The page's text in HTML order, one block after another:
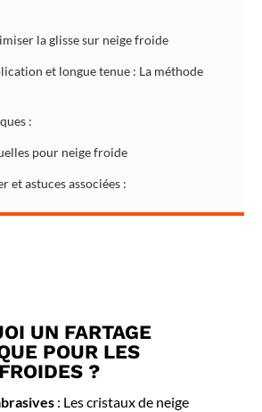
la glisse sur neige froide
et longue tenue : La méthode
:
pour neige froide
et astuces associées :
UN FARTAGE
POUR LES
?
: Les cristaux de neige